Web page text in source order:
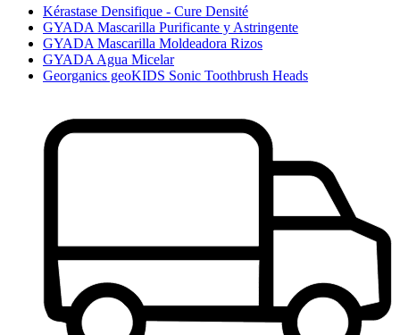
Kérastase Densifique - Cure Densité
GYADA Mascarilla Purificante y Astringente
GYADA Mascarilla Moldeadora Rizos
GYADA Agua Micelar
Georganics geoKIDS Sonic Toothbrush Heads